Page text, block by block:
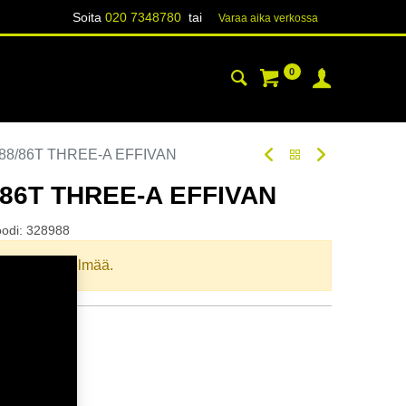
Soita 020 7348780tai Varaa aika verk​​​​ossa
0
86T THREE-A EFFIVAN
THREE-A EFFIVAN
328988
yhdistelmää.